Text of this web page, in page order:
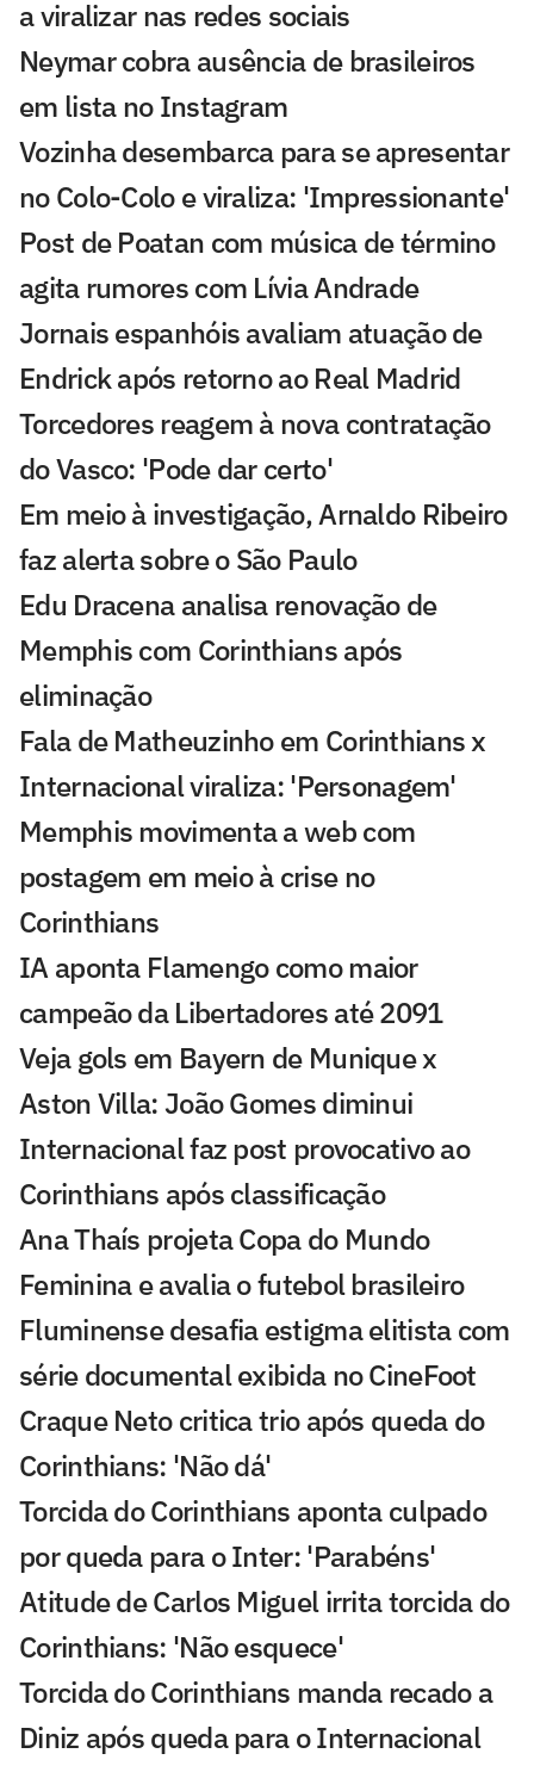
a viralizar nas redes sociais
Neymar cobra ausência de brasileiros
em lista no Instagram
Vozinha desembarca para se apresentar
no Colo-Colo e viraliza: 'Impressionante'
Post de Poatan com música de término
agita rumores com Lívia Andrade
Jornais espanhóis avaliam atuação de
Endrick após retorno ao Real Madrid
Torcedores reagem à nova contratação
do Vasco: 'Pode dar certo'
Em meio à investigação, Arnaldo Ribeiro
faz alerta sobre o São Paulo
Edu Dracena analisa renovação de
Memphis com Corinthians após
eliminação
Fala de Matheuzinho em Corinthians x
Internacional viraliza: 'Personagem'
Memphis movimenta a web com
postagem em meio à crise no
Corinthians
IA aponta Flamengo como maior
campeão da Libertadores até 2091
Veja gols em Bayern de Munique x
Aston Villa: João Gomes diminui
Internacional faz post provocativo ao
Corinthians após classificação
Ana Thaís projeta Copa do Mundo
Feminina e avalia o futebol brasileiro
Fluminense desafia estigma elitista com
série documental exibida no CineFoot
Craque Neto critica trio após queda do
Corinthians: 'Não dá'
Torcida do Corinthians aponta culpado
por queda para o Inter: 'Parabéns'
Atitude de Carlos Miguel irrita torcida do
Corinthians: 'Não esquece'
Torcida do Corinthians manda recado a
Diniz após queda para o Internacional